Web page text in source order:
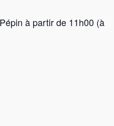
à partir de 11h00 (à